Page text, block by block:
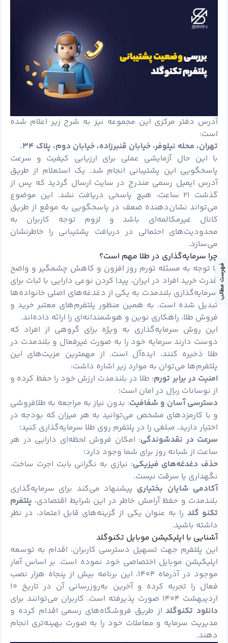
آدرس دفتر مرکزی این مجموعه نیز به شرح زیر اعلام شده
است:
تهران، محله نیلوفر، خیابان قنبرزاده، خیابان دوم، پلاک ۳۴.
با این حال آزمایشی عملی برای ارزیابی کیفیت و سرعت
پاسخگویی این پشتیبانی انجام شد. یک استعلام از طریق
آدرس ایمیل رسمی مندرج در سایت ارسال گردید که پس از
گذشت ۲۱ ساعت، هیچ پاسخی دریافت نشد. این موضوع
می‌تواند نشان‌دهنده ضعف در پاسخگویی به موقع از طریق
کانال غیرمکالمه‌ای باشد و لزوم توجه کاربران به
محدودیت‌های احتمالی در دریافت پشتیبانی را خاطرنشان
می‌سازد.
چرا سرمایه‌گذاری در طلا مهم است؟
با توجه به مسئله تورم روز افزون و کاهش چشمگیر و واضح
قدرت خرید افراد در ایران، پیدا کردن نوعی دارایی با ثبات برای
سرمایه‌گذاری بلندمدت به یکی از دغدغه‌های اصلی خانواده‌ها
تبدیل شده است. به همین منظور پلتفرم‌های معتبر خرید و
فروش طلا، راهکاری نوین و هوشمندانه‌ای را ارائه داده‌اند.
این روش سرمایه‌گذاری به ویژه برای گروهی از افراد که
دوست دارند سرمایه خود را به صورت غیرفعال و بلندمدت در
طلا ذخیره کنند، ایده‌آل است. از مهمترین مزیت‌های این
پلتفرم‌ها می‌توان به موارد زیر اشاره داشت:
امنیت در برابر تورم: طلا در بلندمدت ارزش خود را حفظ کرده و
از نوسانات ریال در امان است؛
دسترسی آسان و شفافیت: بدون نیاز به مراجعه به طلافروشی
و با کارمزدهای مشخص می‌توانید به هر میزان که بودجه در
اختیار دارید، مبلغی را در پلتفرم روی طلا سرمایه‌گذاری کنید؛
سرعت در نقدشوندگی: امکان فروش لحظه‌ای دارایی در هر
ساعت از شبانه روز برای شما وجود دارد؛
حذف دغدغه‌های فیزیکی: نیازی به نگرانی بابت اجرت ساخت،
نگهداری یا سرقت نیست.
آکادمی شایان بختیاری پیشنهاد می‌کند برای سرمایه‌گذاری
بلندمدت و حفظ آرامش خاطر در این شرایط اقتصادی، پلتفرم
تکنو گلد را به عنوان یکی از گزینه‌های قابل اعتماد، در نظر
داشته باشید.
آشنایی با اپلیکیشن موبایل تکنوگلد
این پلتفرم جهت تسهیل دسترسی کاربران، اقدام به توسعه
اپلیکیشن موبایل اختصاصی خود نموده است. بر اساس آمار
موجود در آذرماه ۱۴۰۴، این برنامه بیش از پنجاه هزار نصب
فعال را تجربه کرده و آخرین به‌روزرسانی آن در تاریخ ۱۰
اردیبهشت ۱۴۰۴ صورت پذیرفته است. کاربران می‌توانند برای
دانلود تکنوگلداز طریق فروشگاه‌های رسمی اقدام کرده و
مدیریت سرمایه و معاملات خود را به‌ صورت بهینه‌تری انجام
دهند.
فهرست مطالب